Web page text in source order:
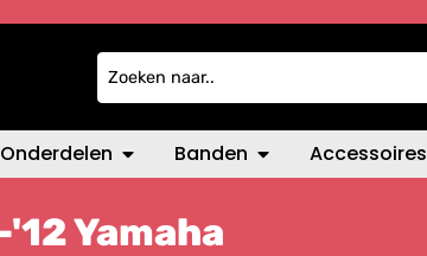
Onderdelen Banden Accessoires
Yamaha